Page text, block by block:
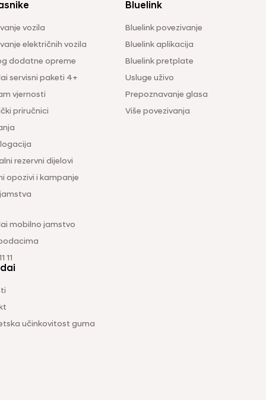
vozila
električnih vozila
dodatne opreme
servisni paketi 4+
vjernosti
priručnici
rezervni dijelovi
opozivi i kampanje
mobilno jamstvo
11
Bluelink
Bluelink povezivanje
Bluelink aplikacija
Bluelink pretplate
Usluge uživo
Prepoznavanje glasa
Više povezivanja
učinkovitost guma